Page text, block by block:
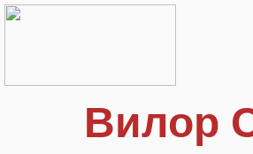
Вилор